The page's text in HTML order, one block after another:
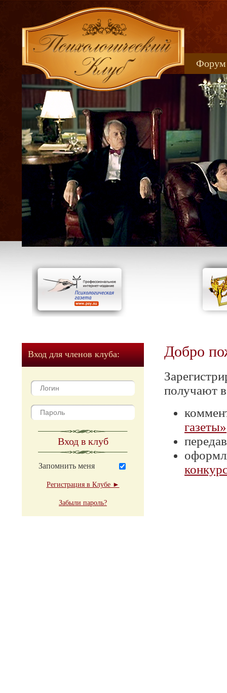
Форум
Вход для членов клуба:
Вход в клуб
Запомнить меня
Регистрация в Клубе ►
Забыли пароль?
Добро
получают
газеты»